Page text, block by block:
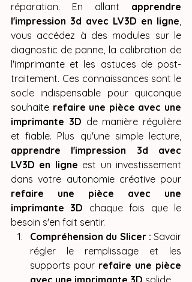
réparation. En allant apprendre
l'impression 3d avec LV3D en ligne,
vous accédez à des modules sur le
diagnostic de panne, la calibration de
l'imprimante et les astuces de post-
traitement. Ces connaissances sont le
socle indispensable pour quiconque
souhaite refaire une pièce avec une
imprimante 3D de manière régulière
apprendre l'impression 3d avec
LV3D en ligne est un investissement
refaire une pièce avec une
imprimante 3D chaque fois que le
besoin s'en fait sentir.
Compréhension du Slicer : Savoir
régler le remplissage et les
supports pour refaire une pièce